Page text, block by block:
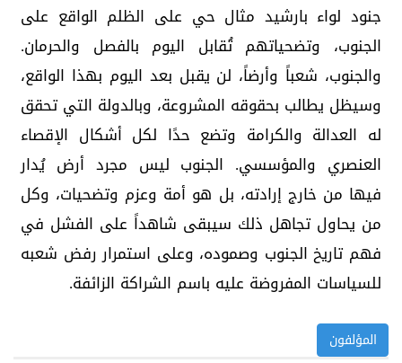
جنود لواء بارشيد مثال حي على الظلم الواقع على
الجنوب، وتضحياتهم تُقابل اليوم بالفصل والحرمان.
والجنوب، شعباً وأرضاً، لن يقبل بعد اليوم بهذا الواقع،
وسيظل يطالب بحقوقه المشروعة، وبالدولة التي تحقق
له العدالة والكرامة وتضع حدًا لكل أشكال الإقصاء
العنصري والمؤسسي. الجنوب ليس مجرد أرض يُدار
فيها من خارج إرادته، بل هو أمة وعزم وتضحيات، وكل
من يحاول تجاهل ذلك سيبقى شاهداً على الفشل في
فهم تاريخ الجنوب وصموده، وعلى استمرار رفض شعبه
للسياسات المفروضة عليه باسم الشراكة الزائفة.
المؤلفون